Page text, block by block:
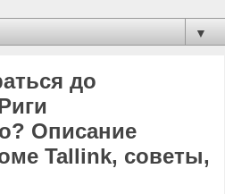
▼
до
Описание
Tallink, советы,